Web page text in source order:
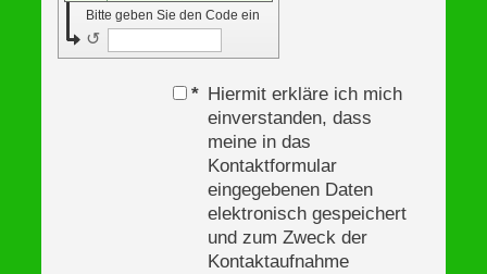
Bitte geben Sie den Code ein
↺
* Hiermit erkläre ich mich
einverstanden, dass
meine in das
Kontaktformular
eingegebenen Daten
elektronisch gespeichert
und zum Zweck der
Kontaktaufnahme